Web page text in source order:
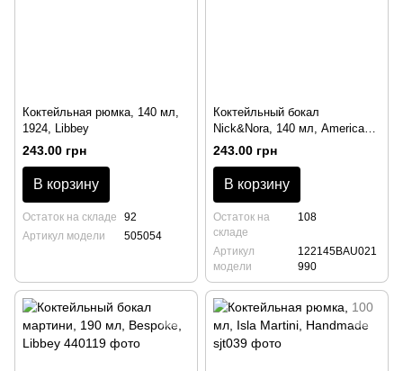
Коктейльная рюмка, 140 мл,
1924, Libbey
243.00 грн
В корзину
Остаток на складе
92
Артикул модели
505054
Коктейльный бокал
Nick&Nora, 140 мл, America
20S, Bormioli Rocco
243.00 грн
В корзину
Остаток на
складе
108
Артикул
модели
122145BAU021
990